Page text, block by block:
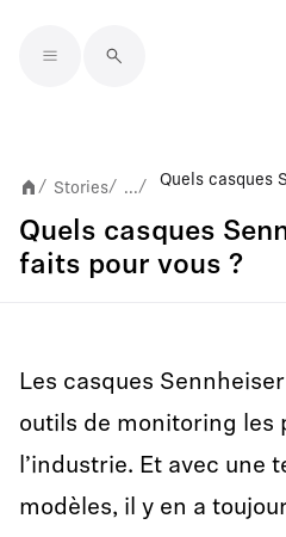
/ Stories/ .../
Quels casques
Quels casques
faits pour vous ?
Les casques
outils de monitoring les
l’industrie. Et avec une
modèles, il y en a